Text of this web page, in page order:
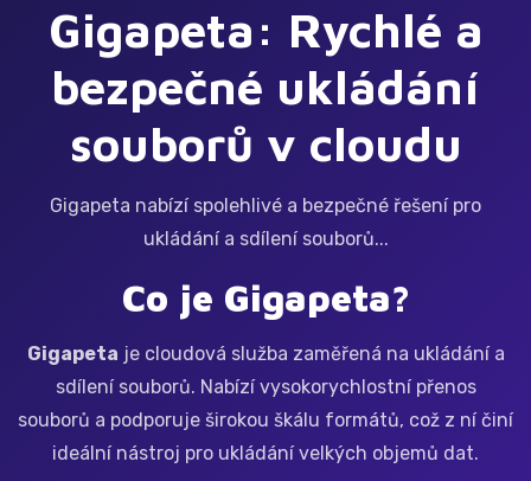
Gigapeta: Rychlé a
bezpečné ukládání
souborů v cloudu
Gigapeta nabízí spolehlivé a bezpečné řešení pro
ukládání a sdílení souborů...
Co je Gigapeta?
Gigapeta je cloudová služba zaměřená na ukládání a
sdílení souborů. Nabízí vysokorychlostní přenos
souborů a podporuje širokou škálu formátů, což z ní činí
ideální nástroj pro ukládání velkých objemů dat.